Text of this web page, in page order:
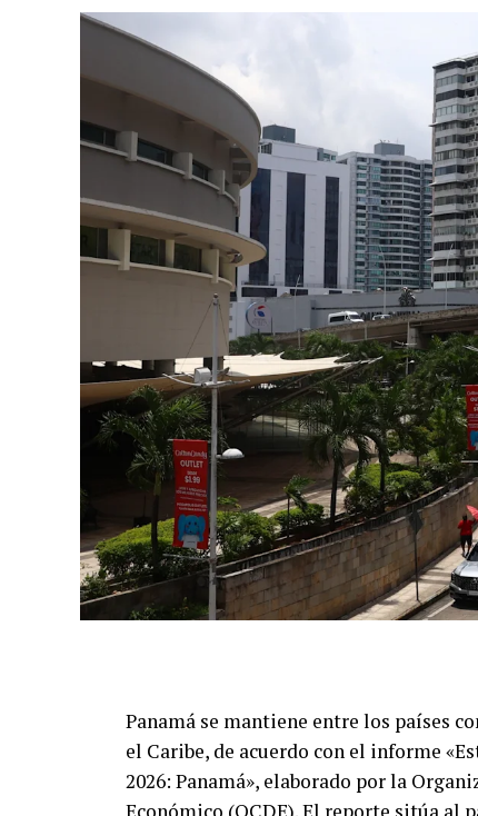
Panamá se mantiene entre los países
el Caribe, de acuerdo con el informe
2026: Panamá», elaborado por la